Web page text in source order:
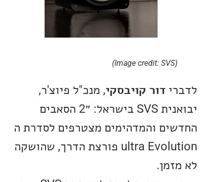
דור קויבסקי, מנכ"ל פיוצ'ר,
יבואנית SVS בישראל: ״2 הסאבים
והמדהימים מצטרפים לסדרת ה
ultra Evolution פורצת הדרך, שהושקה